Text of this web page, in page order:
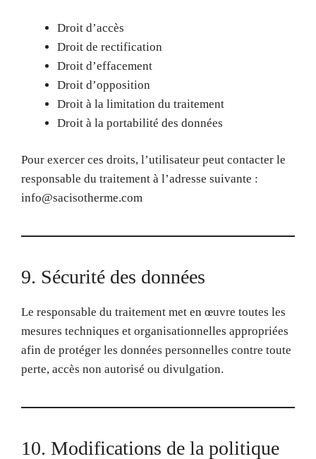
Droit d’accès
Droit de rectification
Droit d’effacement
Droit d’opposition
Droit à la limitation du traitement
Droit à la portabilité des données
Pour exercer ces droits, l’utilisateur peut contacter le
responsable du traitement à l’adresse suivante :
info@sacisotherme.com
9. Sécurité des données
Le responsable du traitement met en œuvre toutes les
mesures techniques et organisationnelles appropriées
afin de protéger les données personnelles contre toute
perte, accès non autorisé ou divulgation.
10. Modifications de la politique